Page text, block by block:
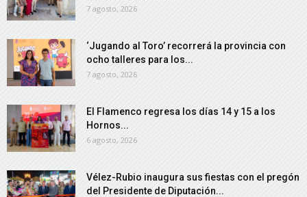
7 agosto, 2026
‘Jugando al Toro’ recorrerá la provincia con
ocho talleres para los...
7 agosto, 2026
El Flamenco regresa los días 14 y 15 a los
Hornos...
6 agosto, 2026
Vélez-Rubio inaugura sus fiestas con el pregón
del Presidente de Diputación...